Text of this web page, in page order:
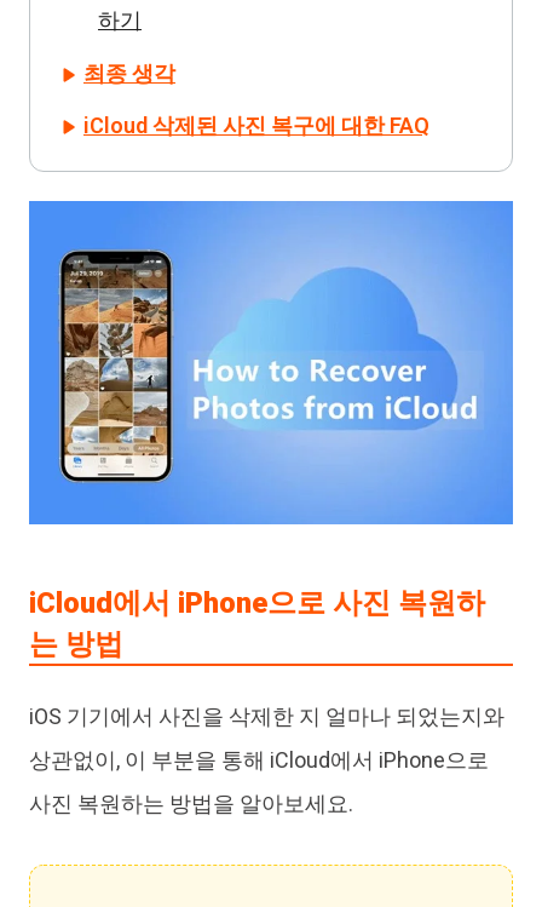
하기
최종 생각
iCloud 삭제된 사진 복구에 대한 FAQ
iCloud에서 iPhone으로 사진 복원하
는 방법
iOS 기기에서 사진을 삭제한 지 얼마나 되었는지와
상관없이, 이 부분을 통해 iCloud에서 iPhone으로
사진 복원하는 방법을 알아보세요.